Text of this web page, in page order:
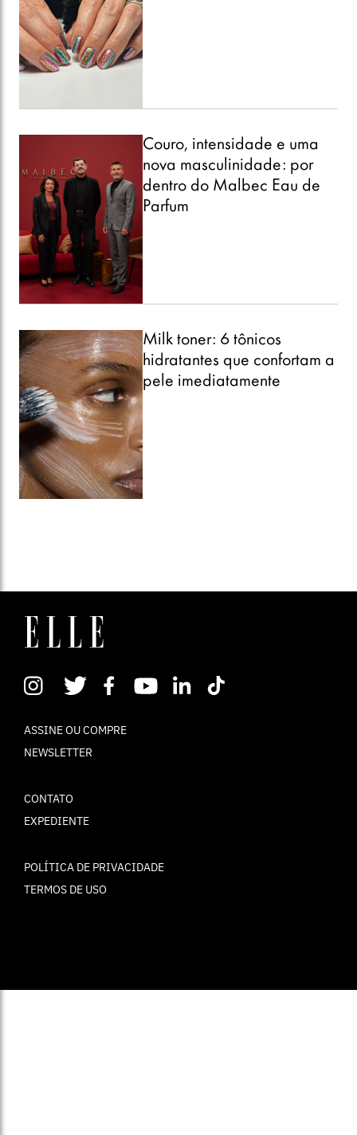
Couro, intensidade e uma
nova masculinidade: por
dentro do Malbec Eau de
Parfum
Milk toner: 6 tônicos
hidratantes que confortam a
pele imediatamente
ASSINE OU COMPRE
NEWSLETTER
CONTATO
EXPEDIENTE
POLÍTICA DE PRIVACIDADE
TERMOS DE USO